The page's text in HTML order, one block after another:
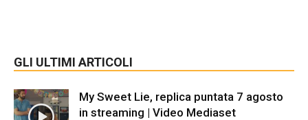
GLI ULTIMI ARTICOLI
My Sweet Lie, replica puntata 7 agosto
in streaming | Video Mediaset